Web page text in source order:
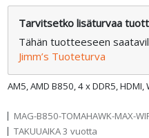
AM5, AMD B850, 4 x DDR5, HDMI,
Tarvitsetko lisäturvaa
Tähän tuotteeseen
Jimm’s Tuoteturva
MAG-B850-TOMAHAWK-MAX-
TAKUUAIKA 3 vuotta